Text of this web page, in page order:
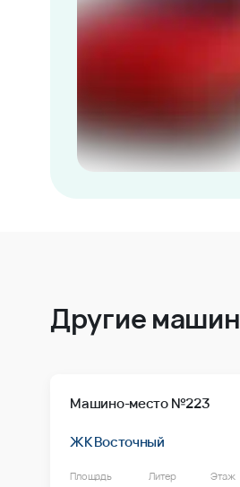
Другие
Машино-место №223
ЖК Восточный
Площадь Литер Этаж